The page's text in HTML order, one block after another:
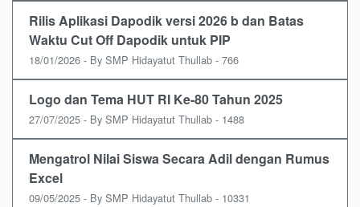
Rilis Aplikasi Dapodik versi 2026 b dan Batas
Waktu Cut Off Dapodik untuk PIP
18/01/2026 - By SMP Hidayatut Thullab - 766
Logo dan Tema HUT RI Ke-80 Tahun 2025
27/07/2025 - By SMP Hidayatut Thullab - 1488
Mengatrol Nilai Siswa Secara Adil dengan Rumus
Excel
09/05/2025 - By SMP Hidayatut Thullab - 10331